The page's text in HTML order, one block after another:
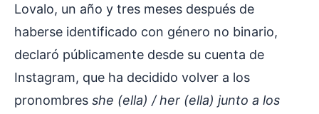
Lovalo, un año y tres meses después de
haberse identificado con género no binario,
declaró públicamente desde su cuenta de
Instagram, que ha decidido volver a los
pronombres she (ella) / her (ella) junto a los